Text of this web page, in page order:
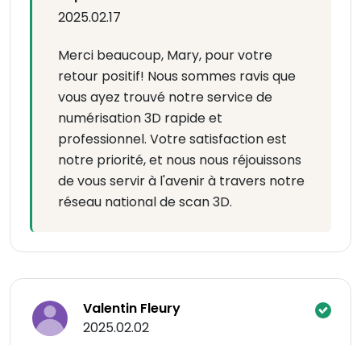
2025.02.17
Merci beaucoup, Mary, pour votre
retour positif! Nous sommes ravis que
vous ayez trouvé notre service de
numérisation 3D rapide et
professionnel. Votre satisfaction est
notre priorité, et nous nous réjouissons
de vous servir à l'avenir à travers notre
réseau national de scan 3D.
Valentin Fleury
2025.02.02